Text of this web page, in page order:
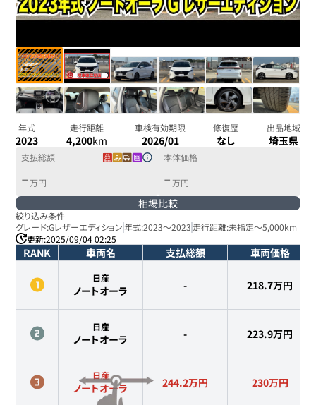
年式
2023
走行距離
4,200km
車検有効期限
2026/01
修復歴
なし
出品地域
埼玉県
支払総額
- 万円
本体価格
- 万円
相場比較
絞り込み条件
グレード:Gレザーエディション 年式:2023～2023 走行距離:未指定～5,000km
更新:2025/09/04 02:25
RANK 車両名 支払総額 車両価格
日産
ノートオーラ - 218.7万円
日産
ノートオーラ - 223.9万円
日産
ノートオーラ 244.2万円 230万円